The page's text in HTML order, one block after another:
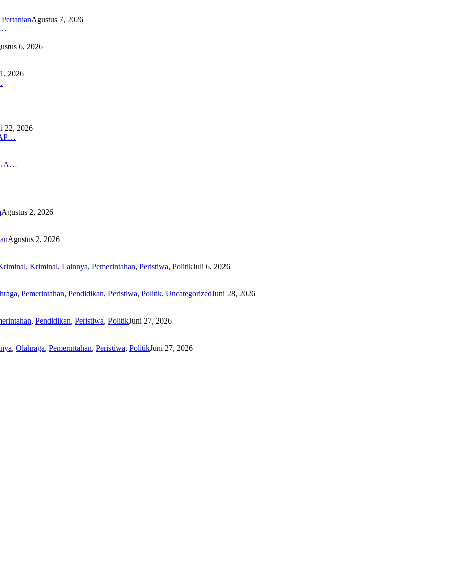
PertanianAgustus 7, 2026
6, 2026
2026
22, 2026
Agustus 2, 2026
Agustus 2, 2026
, Kriminal, Lainnya, Pemerintahan, Peristiwa, PolitikJuli 6, 2026
, Pemerintahan, Pendidikan, Peristiwa, Politik, UncategorizedJuni 28, 2026
, Pendidikan, Peristiwa, PolitikJuni 27, 2026
, Olahraga, Pemerintahan, Peristiwa, PolitikJuni 27, 2026